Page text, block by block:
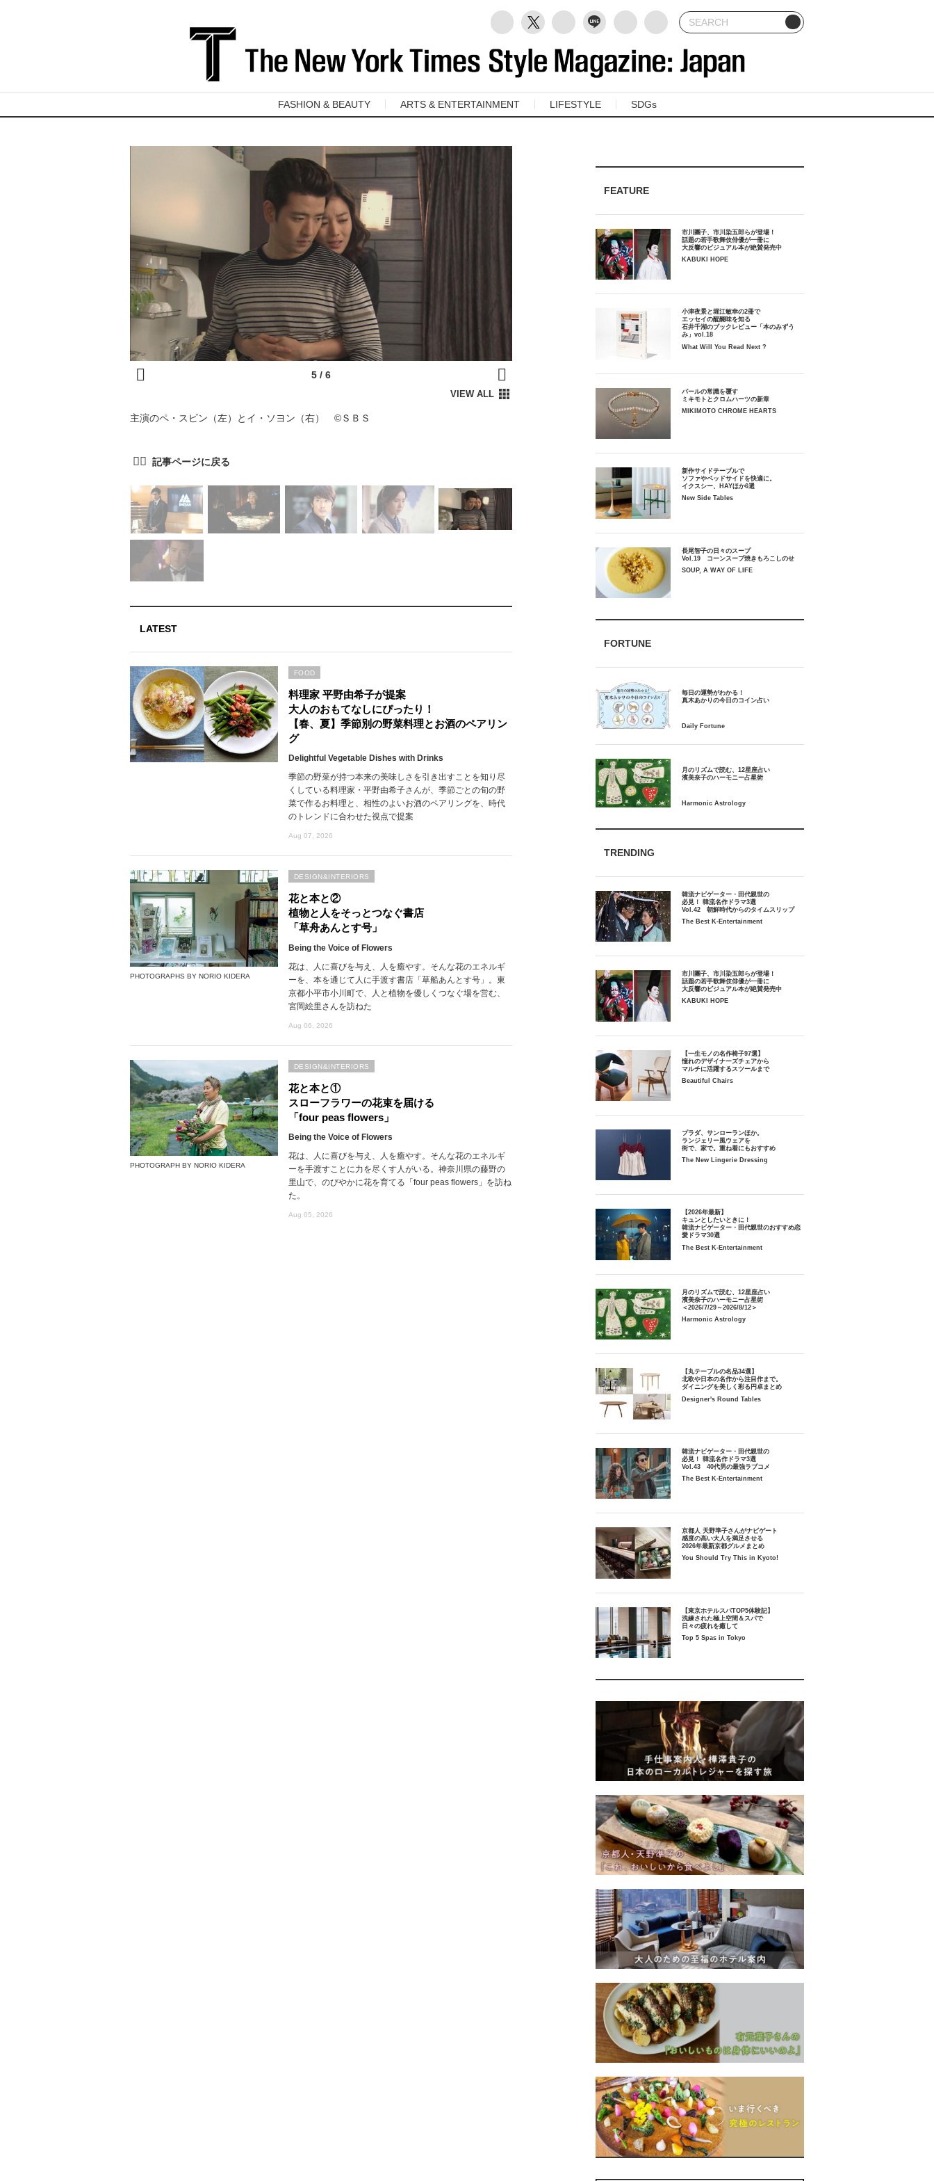
FASHION & BEAUTY ARTS & ENTERTAINMENT LIFESTYLE SDGs
主演のペ・スビン（左）とイ・ソヨン（右） ©ＳＢＳ
LATEST
料理家 平野由希子が提案
大人のおもてなしにぴったり！
【春、夏】季節別の野菜料理とお酒のペアリン
グ
Delightful Vegetable Dishes with Drinks
季節の野菜が持つ本来の美味しさを引き出すことを知り尽
くしている料理家・平野由希子さんが、季節ごとの旬の野
菜で作るお料理と、相性のよいお酒のペアリングを、時代
のトレンドに合わせた視点で提案
Aug 07, 2026
FOOD
PHOTOGRAPHS BY NORIO KIDERA
花と本と②
植物と人をそっとつなぐ書店
「草舟あんとす号」
Being the Voice of Flowers
花は、人に喜びを与え、人を癒やす。そんな花のエネルギ
ーを、本を通じて人に手渡す書店「草船あんとす号」。東
京都小平市小川町で、人と植物を優しくつなぐ場を営む、
宮岡絵里さんを訪ねた
Aug 06, 2026
DESIGN&INTERIORS
PHOTOGRAPH BY NORIO KIDERA
花と本と①
スローフラワーの花束を届ける
「four peas flowers」
Being the Voice of Flowers
花は、人に喜びを与え、人を癒やす。そんな花のエネルギ
ーを手渡すことに力を尽くす人がいる。神奈川県の藤野の
里山で、のびやかに花を育てる「four peas flowers」を訪ね
た。
Aug 05, 2026
DESIGN&INTERIORS
FEATURE
市川團子、市川染五郎らが登場！
話題の若手歌舞伎俳優が一冊に
大反響のビジュアル本が絶賛発売中
KABUKI HOPE
小津夜景と堀江敏幸の2冊で
エッセイの醍醐味を知る
石井千湖のブックレビュー「本のみずう
み」vol.18
What Will You Read Next ?
パールの常識を覆す
ミキモトとクロムハーツの新章
MIKIMOTO CHROME HEARTS
新作サイドテーブルで
ソファやベッドサイドを快適に。
イクスシー、HAYほか6選
New Side Tables
長尾智子の日々のスープ
Vol.19 コーンスープ焼きもろこしのせ
SOUP, A WAY OF LIFE
FORTUNE
毎日の運勢がわかる！
月のリズムで読む、12星座占い
TRENDING
韓流ナビゲーター・田代親世の
必見！ 韓流名作ドラマ3選
Vol.42 朝鮮時代からのタイムスリップ
The Best K-Entertainment
市川團子、市川染五郎らが登場！
話題の若手歌舞伎俳優が一冊に
大反響のビジュアル本が絶賛発売中
KABUKI HOPE
【一生モノの名作椅子97選】
憧れのデザイナーズチェアから
マルチに活躍するスツールまで
Beautiful Chairs
プラダ、サンローランほか。
ランジェリー風ウェアを
街で、家で。重ね着にもおすすめ
The New Lingerie Dressing
【2026年最新】
キュンとしたいときに！
韓流ナビゲーター・田代親世のおすすめ恋
愛ドラマ30選
The Best K-Entertainment
月のリズムで読む、12星座占い
濱美奈子のハーモニー占星術
＜2026/7/29～2026/8/12＞
Harmonic Astrology
【丸テーブルの名品34選】
北欧や日本の名作から注目作まで。
ダイニングを美しく彩る円卓まとめ
Designer's Round Tables
韓流ナビゲーター・田代親世の
必見！ 韓流名作ドラマ3選
Vol.43 40代男の最強ラブコメ
The Best K-Entertainment
京都人 天野準子さんがナビゲート
感度の高い大人を満足させる
2026年最新京都グルメまとめ
You Should Try This in Kyoto!
【東京ホテルスパTOP5体験記】
洗練された極上空間＆スパで
日々の疲れを癒して
Top 5 Spas in Tokyo